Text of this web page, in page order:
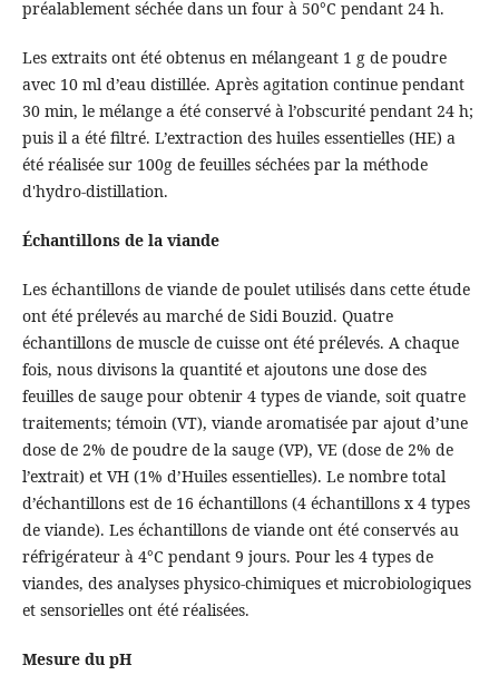
préalablement séchée dans un four à 50°C pendant 24 h.
Les extraits ont été obtenus en mélangeant 1 g de poudre
avec 10 ml d’eau distillée. Après agitation continue pendant
30 min, le mélange a été conservé à l’obscurité pendant 24 h;
puis il a été filtré. L’extraction des huiles essentielles (HE) a
été réalisée sur 100g de feuilles séchées par la méthode
d'hydro-distillation.
Échantillons de la viande
Les échantillons de viande de poulet utilisés dans cette étude
ont été prélevés au marché de Sidi Bouzid. Quatre
échantillons de muscle de cuisse ont été prélevés. A chaque
fois, nous divisons la quantité et ajoutons une dose des
feuilles de sauge pour obtenir 4 types de viande, soit quatre
traitements; témoin (VT), viande aromatisée par ajout d’une
dose de 2% de poudre de la sauge (VP), VE (dose de 2% de
l’extrait) et VH (1% d’Huiles essentielles). Le nombre total
d’échantillons est de 16 échantillons (4 échantillons x 4 types
de viande). Les échantillons de viande ont été conservés au
réfrigérateur à 4°C pendant 9 jours. Pour les 4 types de
viandes, des analyses physico-chimiques et microbiologiques
et sensorielles ont été réalisées.
Mesure du pH